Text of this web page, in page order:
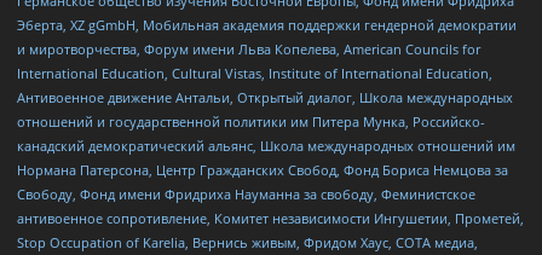
Эберта, XZ gGmbH, Мобильная академия поддержки гендерной демократии
и миротворчества, Форум имени Льва Копелева, American Councils for
International Education, Cultural Vistas, Institute of International Education,
Антивоенное движение Антальи, Открытый диалог, Школа международных
отношений и государственной политики им Питера Мунка, Российско-
канадский демократический альянс, Школа международных отношений им
Нормана Патерсона, Центр Гражданских Свобод, Фонд Бориса Немцова за
Свободу, Фонд имени Фридриха Науманна за свободу, Феминистское
антивоенное сопротивление, Комитет независимости Ингушетии, Прометей,
Stop Occupation of Karelia, Вернись живым, Фридом Хаус, СОТА медиа,